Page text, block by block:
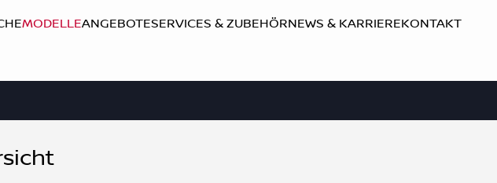
MODELLEANGEBOTESERVICES & ZUBEHÖRNEWS & KARRIEREKONTAKT